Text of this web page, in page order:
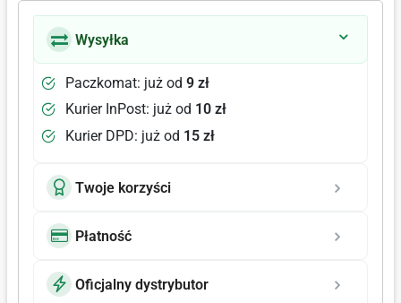
Wysyłka
Paczkomat: już od 9 zł
Kurier InPost: już od 10 zł
Kurier DPD: już od 15 zł
Twoje korzyści
Płatność
Oficjalny dystrybutor